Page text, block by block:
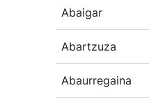
Abaigar
Abartzuza
Abaurregaina